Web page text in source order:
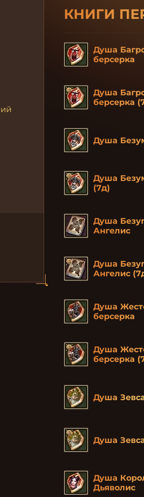
КНИГИ
Душа
берсерка
Душа
берсерка
Душа
Душа
(7д)
Душа
Ангелис
Душа
Ангелис
Душа
берсерка
Душа
берсерка
Душа
Душа
Душа
Дьяволис